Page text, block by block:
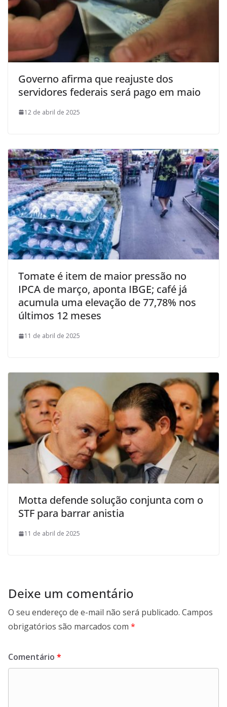
Governo afirma que reajuste dos
servidores federais será pago em maio
12 de abril de 2025
Tomate é item de maior pressão no
IPCA de março, aponta IBGE; café já
acumula uma elevação de 77,78% nos
últimos 12 meses
11 de abril de 2025
Motta defende solução conjunta com o
STF para barrar anistia
11 de abril de 2025
Deixe um comentário
O seu endereço de e-mail não será publicado. Campos
obrigatórios são marcados com *
Comentário *